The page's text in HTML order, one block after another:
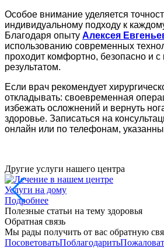
Особое внимание уделяется
индивидуальному подходу к
Благодаря опыту Алексея
использованию современных
проходит комфортно, безопасно и
результатом.
Если врач рекомендует
откладывать: своевременная
избежать осложнений и вернуть
здоровье. Записаться на
онлайн или по телефонам,
Другие услуги нашего центра
Услуги на дому
Подробнее
Полезные статьи на тему здоровья
Обратная связь
Мы рады получить от вас обратную
ПосоветоватьПоблагодарить